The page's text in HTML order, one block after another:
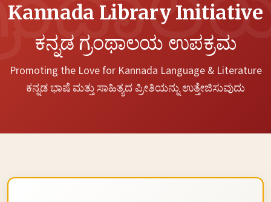
Kannada Library Initiative
ಕನ್ನಡ ಗ್ರಂಥಾಲಯ ಉಪಕ್ರಮ
Promoting the Love for Kannada Language & Literature
ಕನ್ನಡ ಭಾಷೆ ಮತ್ತು ಸಾಹಿತ್ಯದ ಪ್ರೀತಿಯನ್ನು ಉತ್ತೇಜಿಸುವುದು